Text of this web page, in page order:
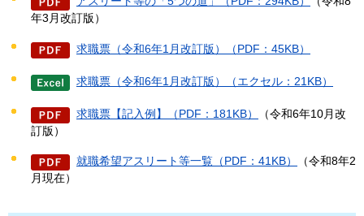
年3月改訂版）
求職票（令和6年1月改訂版）（PDF：45KB）
求職票（令和6年1月改訂版）（エクセル：21KB）
求職票【記入例】（PDF：181KB）
（令和6年10月改
訂版）
就職希望アスリート等一覧（PDF：41KB）
（令和8年2
月現在）